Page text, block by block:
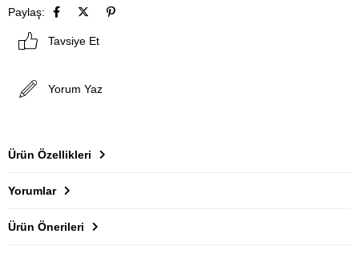
Paylaş:
Tavsiye Et
Yorum Yaz
Ürün Özellikleri
Yorumlar
Ürün Önerileri